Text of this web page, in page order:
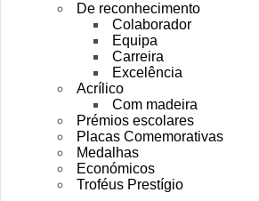
De reconhecimento
Colaborador
Equipa
Carreira
Excelência
Acrílico
Com madeira
Prémios escolares
Placas Comemorativas
Medalhas
Económicos
Troféus Prestígio